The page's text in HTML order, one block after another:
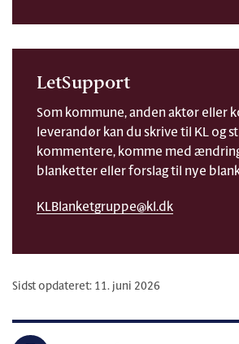
LetSupport
Som kommune, anden aktør eller
leverandør kan du skrive til KL og
kommentere, komme med
blanketter eller forslag til nye
KLBlanketgruppe@kl.dk
Sidst opdateret: 11. juni 2026